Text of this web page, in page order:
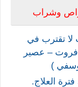
وشراب
تقترب في
فروت – عصير
)
العلاج.